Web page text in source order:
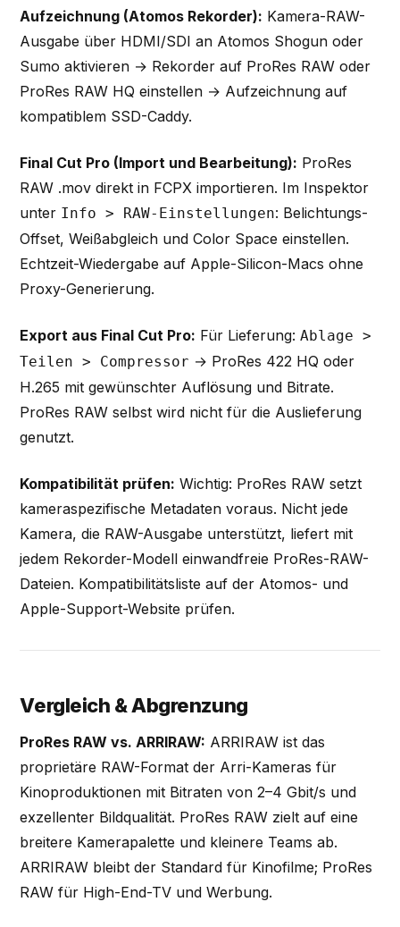
Aufzeichnung (Atomos Rekorder): Kamera-RAW-
Ausgabe über HDMI/SDI an Atomos Shogun oder
Sumo aktivieren → Rekorder auf ProRes RAW oder
ProRes RAW HQ einstellen → Aufzeichnung auf
kompatiblem SSD-Caddy.
Final Cut Pro (Import und Bearbeitung): ProRes
RAW .mov direkt in FCPX importieren. Im Inspektor
unter Info > RAW-Einstellungen: Belichtungs-
Offset, Weißabgleich und Color Space einstellen.
Echtzeit-Wiedergabe auf Apple-Silicon-Macs ohne
Proxy-Generierung.
Export aus Final Cut Pro: Für Lieferung:Ablage >
Teilen > Compressor → ProRes 422 HQ oder
H.265 mit gewünschter Auflösung und Bitrate.
ProRes RAW selbst wird nicht für die Auslieferung
genutzt.
Kompatibilität prüfen: Wichtig: ProRes RAW setzt
kameraspezifische Metadaten voraus. Nicht jede
Kamera, die RAW-Ausgabe unterstützt, liefert mit
jedem Rekorder-Modell einwandfreie ProRes-RAW-
Dateien. Kompatibilitätsliste auf der Atomos- und
Apple-Support-Website prüfen.
Vergleich & Abgrenzung
ProRes RAW vs. ARRIRAW: ARRIRAW ist das
proprietäre RAW-Format der Arri-Kameras für
Kinoproduktionen mit Bitraten von 2–4 Gbit/s und
exzellenter Bildqualität. ProRes RAW zielt auf eine
breitere Kamerapalette und kleinere Teams ab.
ARRIRAW bleibt der Standard für Kinofilme; ProRes
RAW für High-End-TV und Werbung.